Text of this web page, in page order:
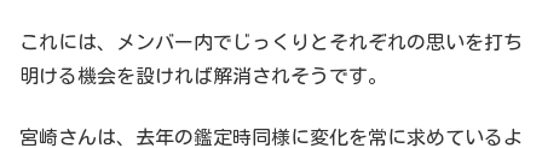
これには、メンバー内でじっくりとそれぞれの思いを打ち
明ける機会を設ければ解消されそうです。
宮崎さんは、去年の鑑定時同様に変化を常に求めているよ